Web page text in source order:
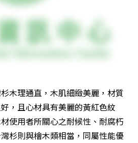
木理通直，木肌細緻美麗，材質
，且心材具有美麗的黃紅色紋
使用者所關心之耐候性、耐腐朽
杉則與檜木類相當，同屬性能優